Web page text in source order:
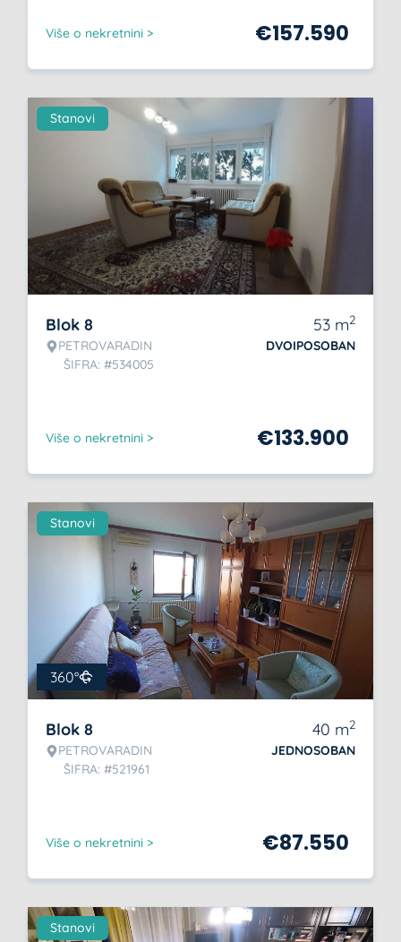
Više o nekretnini > €157.590
Stanovi
Blok 8
PETROVARADIN
ŠIFRA: #534005
53 m2
DVOIPOSOBAN
Više o nekretnini > €133.900
Stanovi
360°
Blok 8
PETROVARADIN
ŠIFRA: #521961
40 m2
JEDNOSOBAN
Više o nekretnini > €87.550
Stanovi